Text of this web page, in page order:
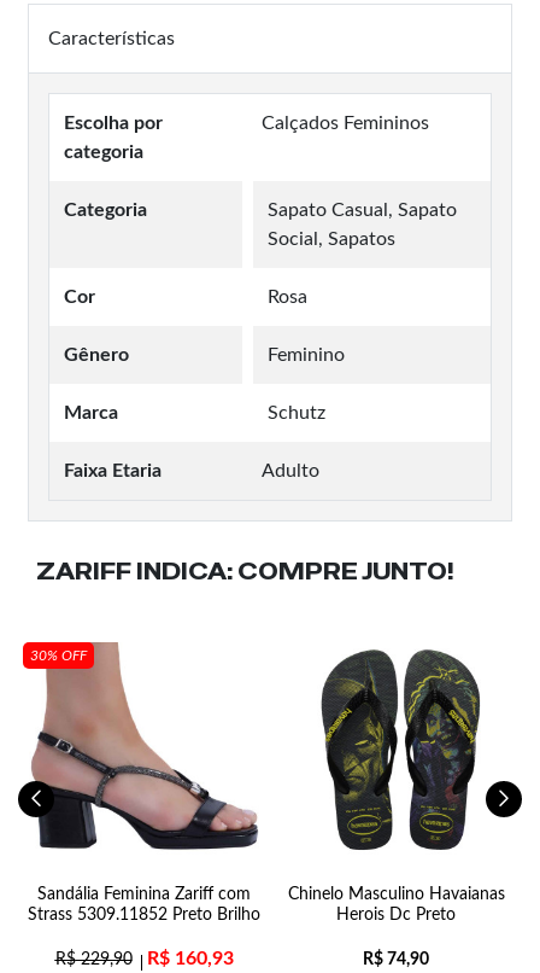
Características
Escolha por
categoria
Calçados Femininos
Categoria
Sapato Casual, Sapato
Social, Sapatos
Cor Rosa
Gênero Feminino
Marca Schutz
Faixa Etaria Adulto
ZARIFF INDICA: COMPRE JUNTO!
30% OFF
Sandália Feminina Zariff com
Strass 5309.11852 Preto Brilho
R$229,90 R$160,93
Chinelo Masculino Havaianas
Herois Dc Preto
R$ 74,90